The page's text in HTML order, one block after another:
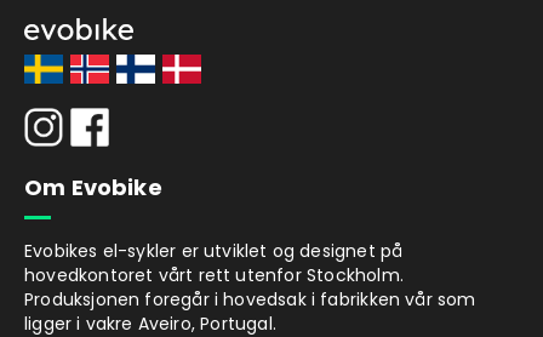
Om Evobike
Evobikes el-sykler er utviklet og designet på
hovedkontoret vårt rett utenfor Stockholm.
Produksjonen foregår i hovedsak i fabrikken vår som
ligger i vakre Aveiro, Portugal.